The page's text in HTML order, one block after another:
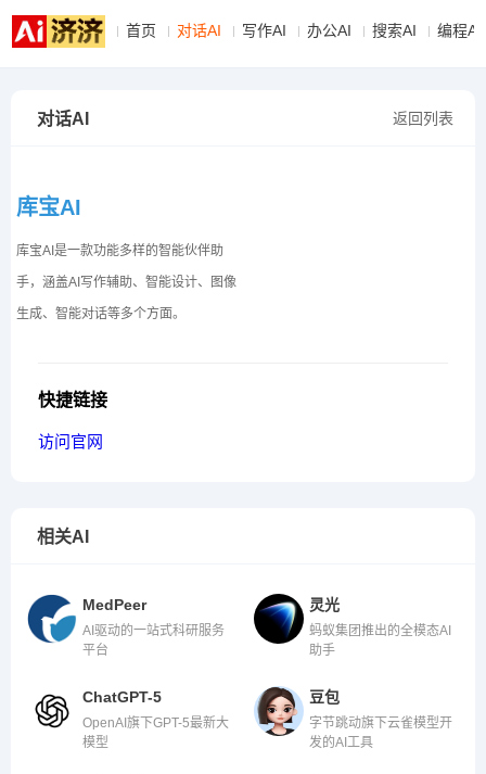
首页 对话AI 写作AI 办公AI 搜索AI 编程AI
返回列表
对话AI
库宝AI
库宝AI是一款功能多样的智能伙伴助
手，涵盖AI写作辅助、智能设计、图像
生成、智能对话等多个方面。
快捷链接
访问官网
相关AI
MedPeer
AI驱动的一站式科研服务
平台
灵光
蚂蚁集团推出的全模态AI
助手
ChatGPT-5
OpenAI旗下GPT-5最新大
模型
豆包
字节跳动旗下云雀模型开
发的AI工具